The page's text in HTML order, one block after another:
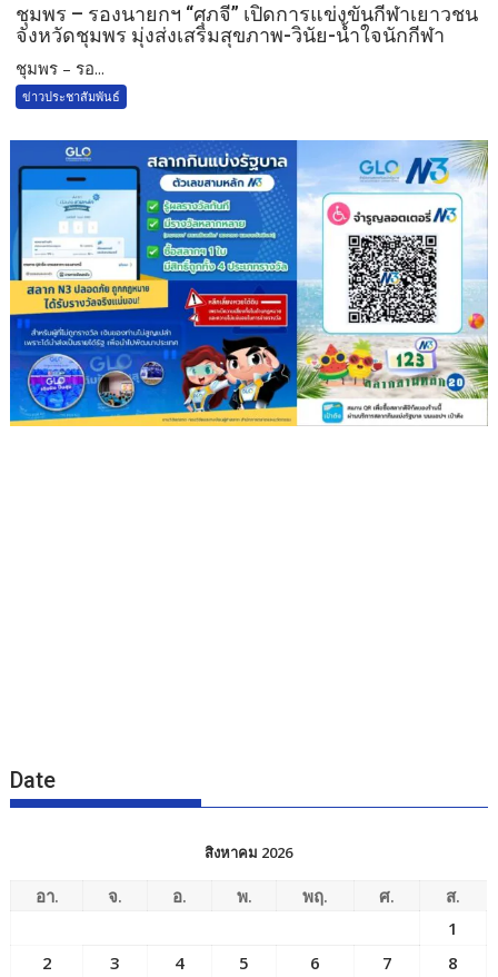
ชุมพร – รองนายกฯ “ศุภจี” เปิดการแข่งขันกีฬาเยาวชน
จังหวัดชุมพร มุ่งส่งเสริมสุขภาพ-วินัย-น้ำใจนักกีฬา
ชุมพร – รอ...
ข่าวประชาสัมพันธ์
Date
สิงหาคม 2026
อา. จ. อ. พ. พฤ. ศ.
ส.
1
2
3 4 5 6 7
8